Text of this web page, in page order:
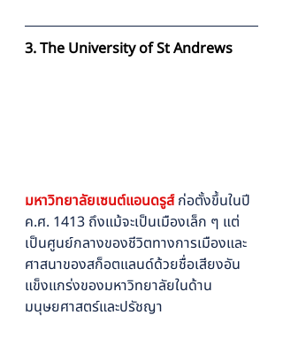
3. The University of St Andrews
มหาวิทยาลัยเซนต์แอนดรูส์ ก่อตั้งขึ้นในปี
ค.ศ. 1413 ถึงแม้จะเป็นเมืองเล็ก ๆ แต่
เป็นศูนย์กลางของชีวิตทางการเมืองและ
ศาสนาของสก็อตแลนด์ด้วยชื่อเสียงอัน
แข็งแกร่งของมหาวิทยาลัยในด้าน
มนุษยศาสตร์และปรัชญา